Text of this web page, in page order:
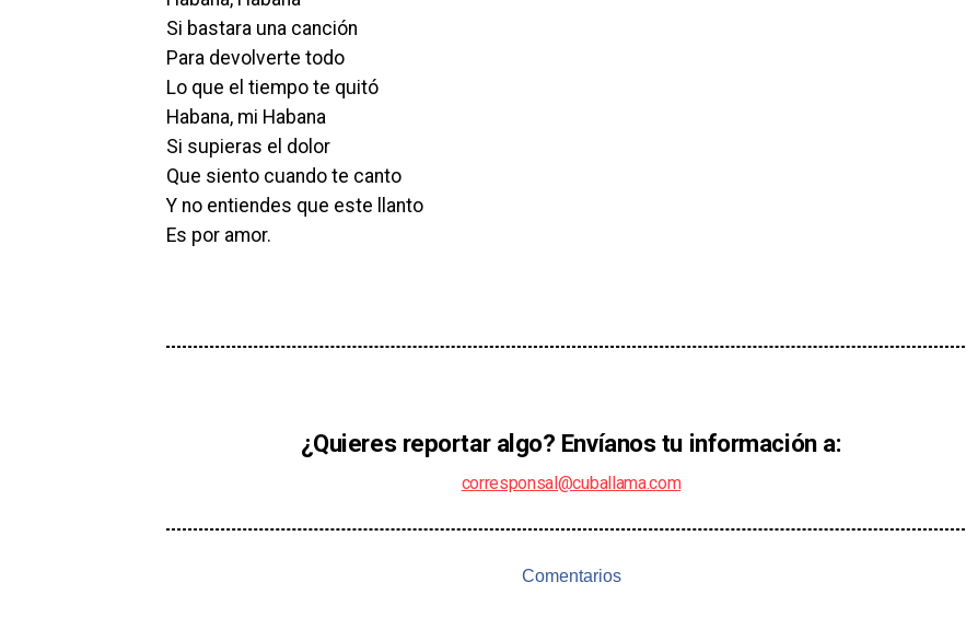
Si bastara una canción
Para devolverte todo
Lo que el tiempo te quitó
Habana, mi Habana
Si supieras el dolor
Que siento cuando te canto
Y no entiendes que este llanto
Es por amor.
¿Quieres reportar algo? Envíanos tu información a:
corresponsal@cuballama.com
Comentarios